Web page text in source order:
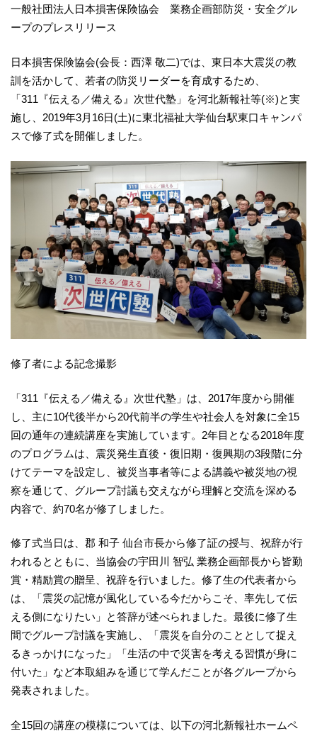
一般社団法人日本損害保険協会 業務企画部防災・安全グル
ープのプレスリリース
日本損害保険協会(会長：西澤 敬二)では、東日本大震災の教
訓を活かして、若者の防災リーダーを育成するため、
「311『伝える／備える』次世代塾」を河北新報社等(※)と実
施し、2019年3月16日(土)に東北福祉大学仙台駅東口キャンパ
スで修了式を開催しました。
修了者による記念撮影
「311『伝える／備える』次世代塾」は、2017年度から開催
し、主に10代後半から20代前半の学生や社会人を対象に全15
回の通年の連続講座を実施しています。2年目となる2018年度
のプログラムは、震災発生直後・復旧期・復興期の3段階に分
けてテーマを設定し、被災当事者等による講義や被災地の視
察を通じて、グループ討議も交えながら理解と交流を深める
内容で、約70名が修了しました。
修了式当日は、郡 和子 仙台市長から修了証の授与、祝辞が行
われるとともに、当協会の宇田川 智弘 業務企画部長から皆勤
賞・精励賞の贈呈、祝辞を行いました。修了生の代表者から
は、「震災の記憶が風化している今だからこそ、率先して伝
える側になりたい」と答辞が述べられました。最後に修了生
間でグループ討議を実施し、「震災を自分のこととして捉え
るきっかけになった」「生活の中で災害を考える習慣が身に
付いた」など本取組みを通じて学んだことが各グループから
発表されました。
全15回の講座の模様については、以下の河北新報社ホームペ